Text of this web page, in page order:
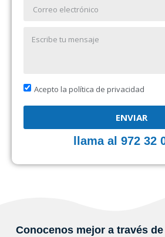
Acepto la política de privacidad
ENVIAR
llama al 972 32
Conocenos mejor a través